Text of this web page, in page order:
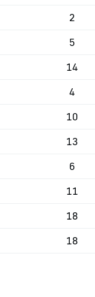
2
5
14
4
10
13
6
11
18
18